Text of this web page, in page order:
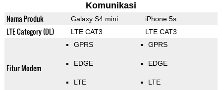
Komunikasi
Nama Produk Galaxy S4 mini iPhone 5s
LTE Category (DL) LTE CAT3 LTE CAT3
Fitur Modem
GPRS
EDGE
LTE
GPRS
EDGE
LTE